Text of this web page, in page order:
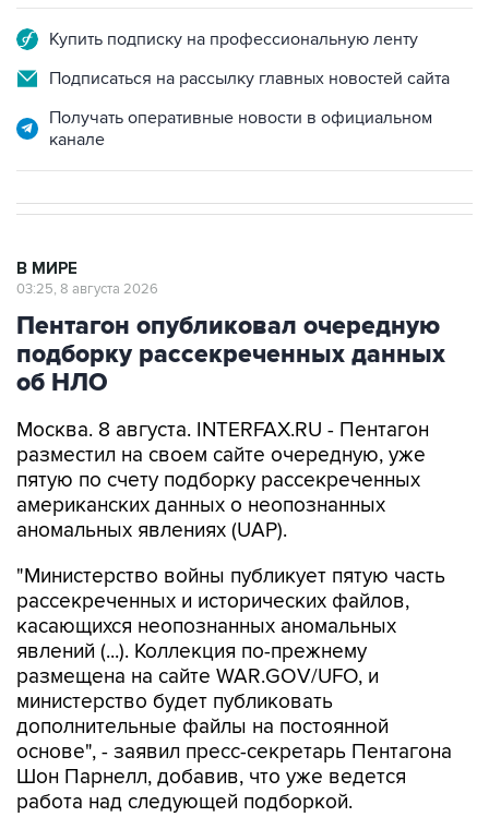
Купить подписку на профессиональную ленту
Подписаться на рассылку главных новостей сайта
Получать оперативные новости в официальном
канале
В МИРЕ
03:25, 8 августа 2026
Пентагон опубликовал очередную
подборку рассекреченных данных
об НЛО
Москва. 8 августа. INTERFAX.RU - Пентагон
разместил на своем сайте очередную, уже
пятую по счету подборку рассекреченных
американских данных о неопознанных
аномальных явлениях (UAP).
"Министерство войны публикует пятую часть
рассекреченных и исторических файлов,
касающихся неопознанных аномальных
явлений (...). Коллекция по-прежнему
размещена на сайте WAR.GOV/UFO, и
министерство будет публиковать
дополнительные файлы на постоянной
основе", - заявил пресс-секретарь Пентагона
Шон Парнелл, добавив, что уже ведется
работа над следующей подборкой.